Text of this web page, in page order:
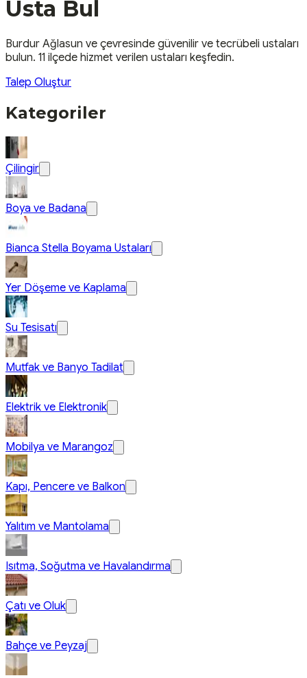
Usta Bul
Burdur Ağlasun ve çevresinde güvenilir ve tecrübeli ustaları
bulun. 11 ilçede hizmet verilen ustaları keşfedin.
Talep Oluştur
Kategoriler
Çilingir
Boya ve Badana
Bianca Stella Boyama Ustaları
Yer Döşeme ve Kaplama
Su Tesisatı
Mutfak ve Banyo Tadilat
Elektrik ve Elektronik
Mobilya ve Marangoz
Kapı, Pencere ve Balkon
Yalıtım ve Mantolama
Isıtma, Soğutma ve Havalandırma
Çatı ve Oluk
Bahçe ve Peyzaj